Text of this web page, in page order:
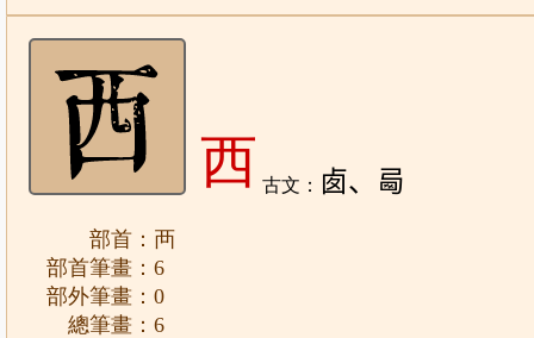
西 古文： 𠧧、㢴
部首：襾
部首筆畫：6
部外筆畫：0
總筆畫：6